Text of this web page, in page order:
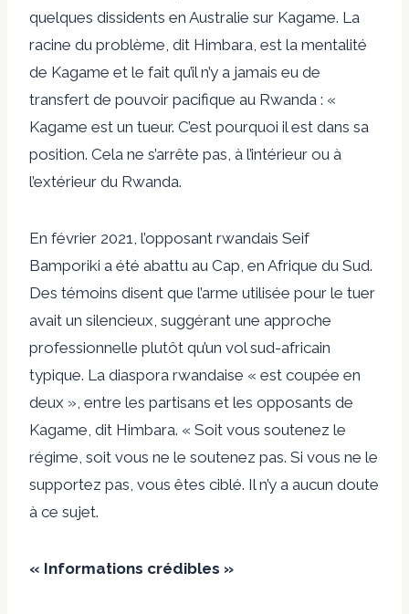
quelques dissidents en Australie sur Kagame. La
racine du problème, dit Himbara, est la mentalité
de Kagame et le fait qu’il n’y a jamais eu de
transfert de pouvoir pacifique au Rwanda : «
Kagame est un tueur. C’est pourquoi il est dans sa
position. Cela ne s’arrête pas, à l’intérieur ou à
l’extérieur du Rwanda.
En février 2021, l’opposant rwandais Seif
Bamporiki a été abattu au Cap, en Afrique du Sud.
Des témoins disent que l’arme utilisée pour le tuer
avait un silencieux, suggérant une approche
professionnelle plutôt qu’un vol sud-africain
typique. La diaspora rwandaise « est coupée en
deux », entre les partisans et les opposants de
Kagame, dit Himbara. « Soit vous soutenez le
régime, soit vous ne le soutenez pas. Si vous ne le
supportez pas, vous êtes ciblé. Il n’y a aucun doute
à ce sujet.
« Informations crédibles »